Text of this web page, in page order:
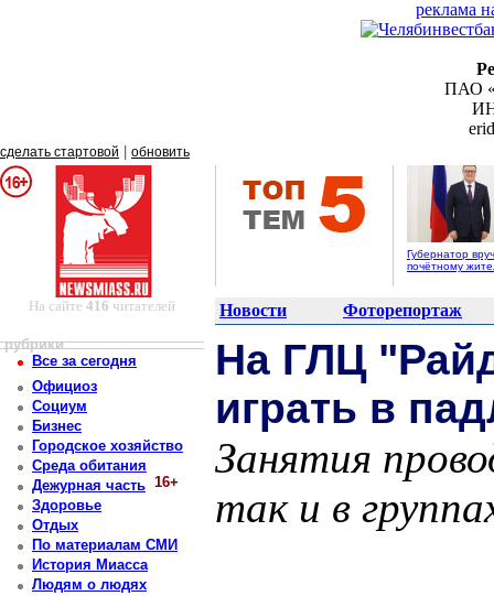
реклама
ПАО
сделать стартовой обновить
Губернатор
почётному
На сайте 416 читателей Новости Фоторепортаж
рубрики
Все за сегодня
Официоз
Социум
Бизнес
Городское хозяйство
Среда обитания
Дежурная часть 16+
Здоровье
Отдых
По материалам СМИ
История Миасса
Людям о людях
На ГЛЦ
играть в
Занятия
так и в